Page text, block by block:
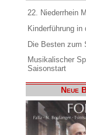
22. Niederrhein
Kinderführung in
Die Besten zum
Musikalischer
Saisonstart
Neue